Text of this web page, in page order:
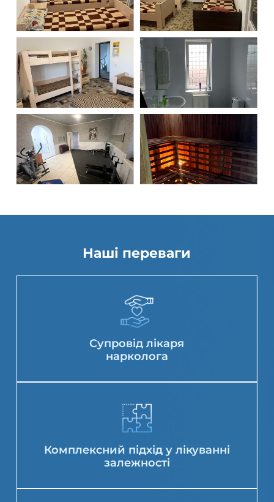
Наші переваги
Супровід лікаря
нарколога
Комплексний підхід у лікуванні
залежності